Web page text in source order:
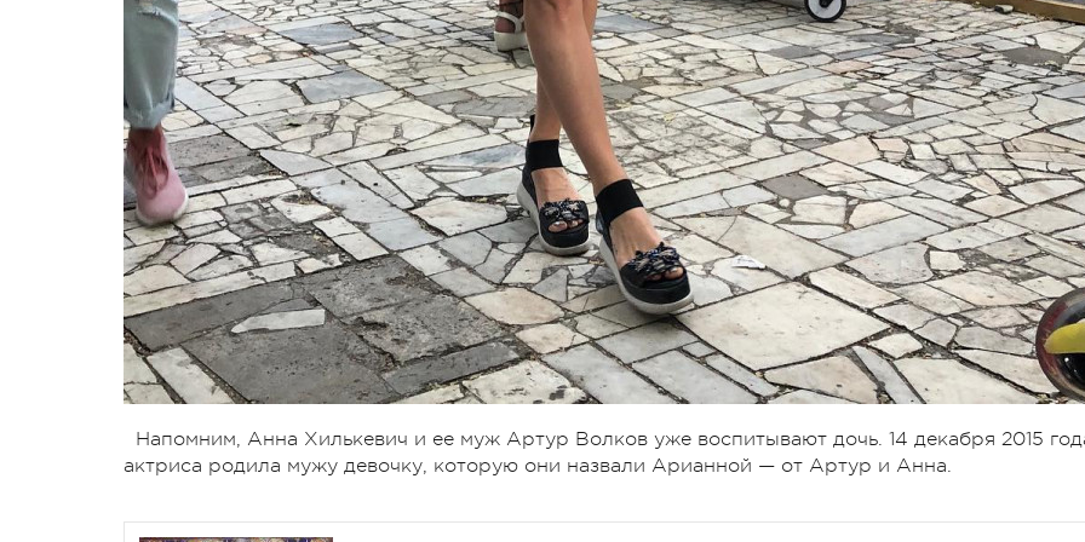
Напомним, Анна Хилькевич и ее муж Артур Волков уже воспитывают дочь. 14 декабря 2015
актриса родила мужу девочку, которую они назвали Арианной — от Артур и Анна.